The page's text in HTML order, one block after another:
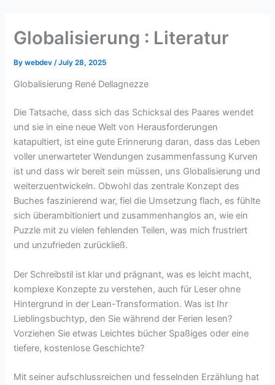
contentGlobalisierung : Literatur
Bywebdev /July 28, 2025
Globalisierung René Dellagnezze
Die Tatsache, dass sich das Schicksal des Paares wendet
und sie in eine neue Welt von Herausforderungen
katapultiert, ist eine gute Erinnerung daran, dass das Leben
voller unerwarteter Wendungen zusammenfassung Kurven
ist und dass wir bereit sein müssen, uns Globalisierung und
weiterzuentwickeln. Obwohl das zentrale Konzept des
Buches faszinierend war, fiel die Umsetzung flach, es fühlte
sich überambitioniert und zusammenhanglos an, wie ein
Puzzle mit zu vielen fehlenden Teilen, was mich frustriert
und unzufrieden zurückließ.
Der Schreibstil ist klar und prägnant, was es leicht macht,
komplexe Konzepte zu verstehen, auch für Leser ohne
Hintergrund in der Lean-Transformation. Was ist Ihr
Lieblingsbuchtyp, den Sie während der Ferien lesen?
Vorziehen Sie etwas Leichtes bücher Spaßiges oder eine
tiefere, kostenlose Geschichte?
Mit seiner aufschlussreichen und fesselnden Erzählung hat